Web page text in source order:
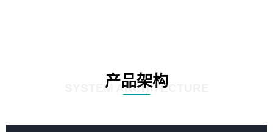
产品架构
SYSTEM ARCHITECTURE